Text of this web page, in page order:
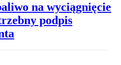
na wyciągnięcie
podpis